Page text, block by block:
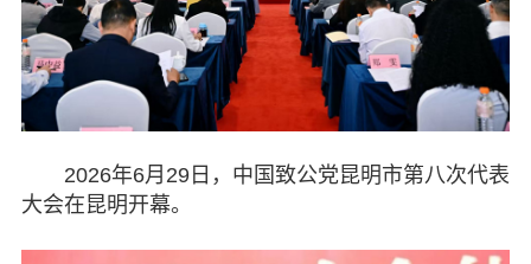
履行职责
自身建设
致公风采
专委会
书香机关
2026年6月29日，中国致公党昆明市第八次代表
大会在昆明开幕。